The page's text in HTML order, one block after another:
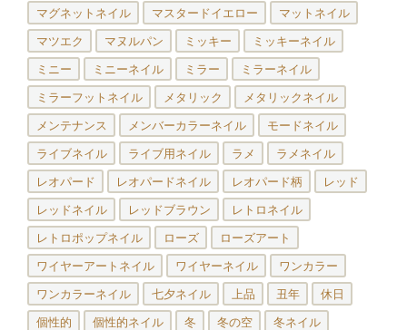
マグネットネイル マスタードイエロー マットネイル
マツエク マヌルパン ミッキー ミッキーネイル
ミニー ミニーネイル ミラー ミラーネイル
ミラーフットネイル メタリック メタリックネイル
メンテナンス メンバーカラーネイル モードネイル
ライブネイル ライブ用ネイル ラメ ラメネイル
レオパード レオパードネイル レオパード柄 レッド
レッドネイル レッドブラウン レトロネイル
レトロポップネイル ローズ ローズアート
ワイヤーアートネイル ワイヤーネイル ワンカラー
ワンカラーネイル 七夕ネイル 上品 丑年 休日
個性的 個性的ネイル 冬 冬の空 冬ネイル